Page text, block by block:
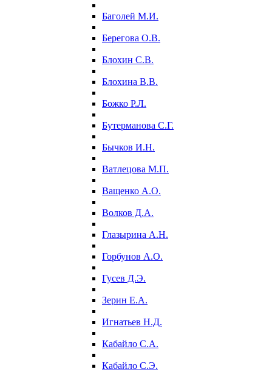
Баголей М.И.
Берегова О.В.
Блохин С.В.
Блохина В.В.
Божко Р.Л.
Бутерманова С.Г.
Бычков И.Н.
Ватлецова М.П.
Ващенко А.О.
Волков Д.А.
Глазырина А.Н.
Горбунов А.О.
Гусев Д.Э.
Зерин Е.А.
Игнатьев Н.Д.
Кабайло С.А.
Кабайло С.Э.